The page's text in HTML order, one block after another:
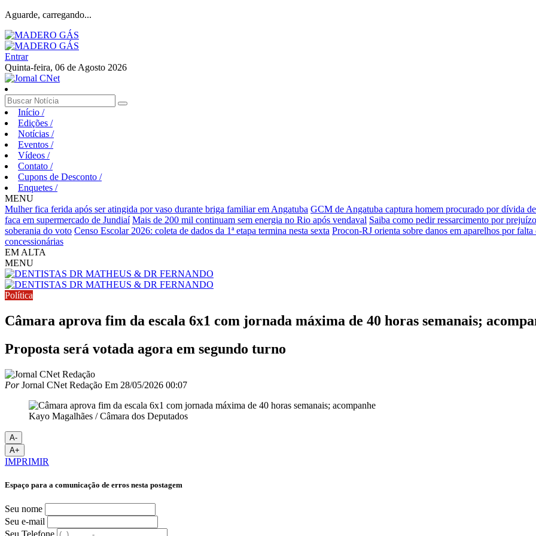
Aguarde, carregando...
Entrar
Quinta-feira, 06 de Agosto 2026
Início /
Edições /
Notícias /
Eventos /
Vídeos /
Contato /
Cupons de Desconto /
Enquetes /
MENU
Mulher fica ferida após ser atingida por vaso durante briga familiar em Angatuba GCM de Angatuba captura homem procurado por dívida
faca em supermercado de Jundiaí Mais de 200 mil continuam sem energia no Rio após vendaval Saiba como pedir ressarcimento por
soberania do voto Censo Escolar 2026: coleta de dados da 1ª etapa termina nesta sexta Procon-RJ orienta sobre danos em aparelhos por falta
concessionárias
EM ALTA
MENU
Política
Câmara aprova fim da escala 6x1 com jornada máxima de 40 horas semanais;
Proposta será votada agora em segundo turno
PorJornal CNet Redação Em 28/05/2026 00:07
Kayo Magalhães / Câmara dos Deputados
A-
A+
IMPRIMIR
Espaço para a comunicação de erros nesta postagem
Seu nome
Seu e-mail
Seu Telefone